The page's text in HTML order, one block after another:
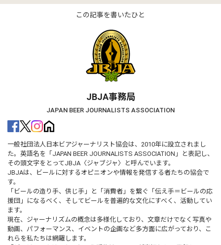
この記事を書いたひと
JBJA事務局
JAPAN BEER JOURNALISTS ASSOCIATION
一般社団法人日本ビアジャーナリスト協会は、2010年に設立されまし
た。英語名を「JAPAN BEER JOURNALISTS ASSOCIATION」と表記し、
その頭文字をとってJBJA〈ジャブジャ〉と呼んでいます。
JBJAは、ビールに対するオピニオンや情報を発信する者たちの協会で
す。
「ビールの造り手、供じ手」と「消費者」を繋ぐ「伝え手＝ビールの応
援団」になるべく、そしてビールを普遍的な文化にすべく、活動してい
ます。
現在、ジャーナリズムの概念は多様化しており、文章だけでなく写真や
動画、パフォーマンス、イベントの企画など多方面に広がっており、こ
れらを私たちは網羅します。